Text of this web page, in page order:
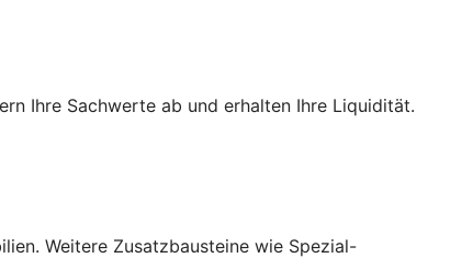
Ihre Sachwerte ab und erhalten Ihre Liquidität.
Weitere Zusatzbausteine wie Spezial-